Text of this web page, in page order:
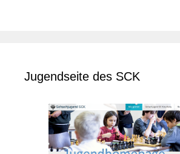
Jugendseite des SCK